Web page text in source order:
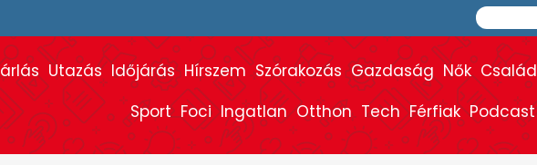
Utazás Időjárás Hírszem Szórakozás Gazdaság Nők Család
Sport Foci Ingatlan Otthon Tech Férfiak Podcast